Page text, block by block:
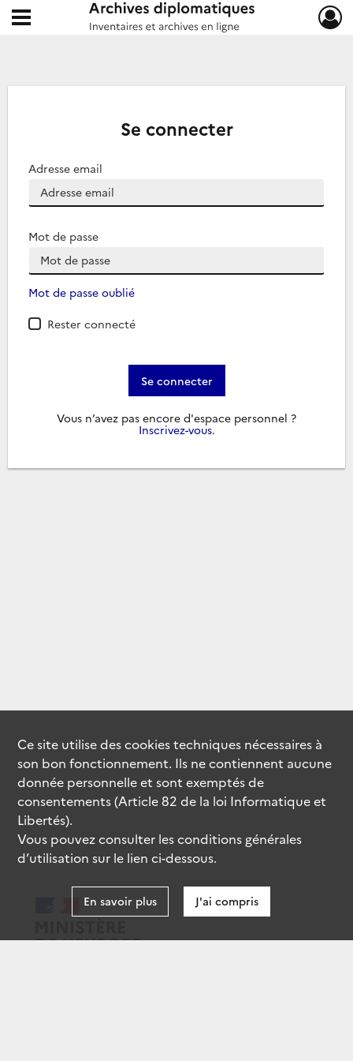
Archives diplomatiques
Ouvrir le menu déroulant
Se connecter
Adresse email
Mot de passe
Mot de passe oublié
Rester connecté
Se connecter
Vous n’avez pas encore d'espace personnel ?
Inscrivez-vous.
Ce site utilise descookiestechniques nécessaires à
son bon fonctionnement. Ils ne contiennent aucune
donnée personnelle et sont exemptés de
consentements (Article 82 de la loi Informatique et
Libertés).
Vous pouvez consulter les conditions générales
d’utilisation sur le lien ci-dessous.
En savoir plus J'ai compris